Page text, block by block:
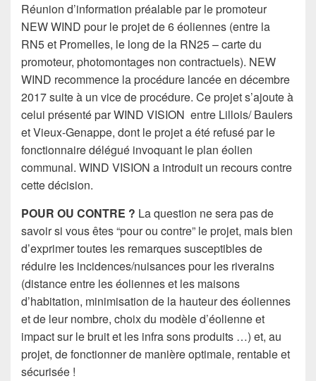
Réunion d’information préalable par le promoteur
NEW WIND pour le projet de 6 éoliennes (entre la
RN5 et Promelles, le long de la RN25 – carte du
promoteur, photomontages non contractuels). NEW
WIND recommence la procédure lancée en décembre
2017 suite à un vice de procédure. Ce projet s’ajoute à
celui présenté par WIND VISION entre Lillois/ Baulers
et Vieux-Genappe, dont le projet a été refusé par le
fonctionnaire délégué invoquant le plan éolien
communal. WIND VISION a introduit un recours contre
cette décision.
POUR OU CONTRE ? La question ne sera pas de
savoir si vous êtes “pour ou contre” le projet, mais bien
d’exprimer toutes les remarques susceptibles de
réduire les incidences/nuisances pour les riverains
(distance entre les éoliennes et les maisons
d’habitation, minimisation de la hauteur des éoliennes
et de leur nombre, choix du modèle d’éolienne et
impact sur le bruit et les infra sons produits …) et, au
projet, de fonctionner de manière optimale, rentable et
sécurisée !